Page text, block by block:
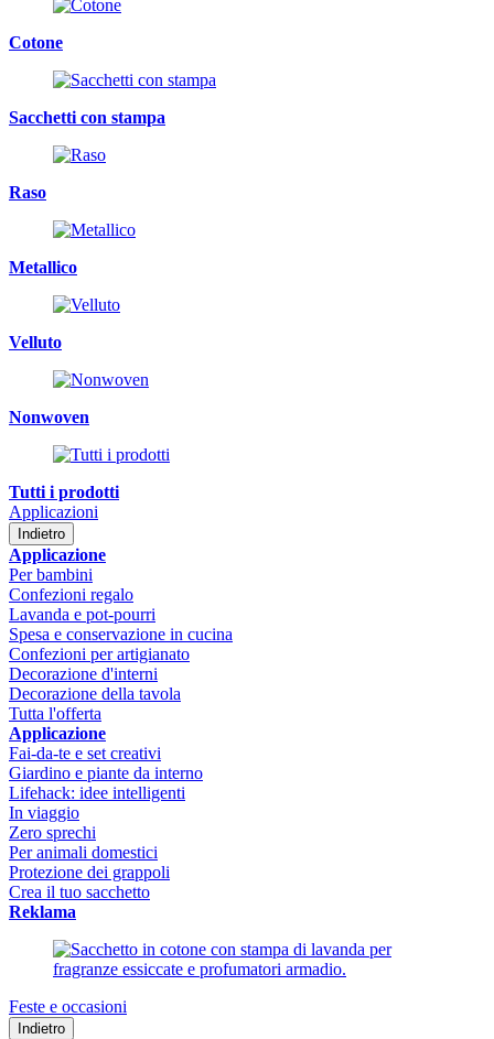
Cotone
Sacchetti con stampa
Raso
Metallico
Velluto
Nonwoven
Tutti i prodotti
Applicazioni
Indietro
Applicazione
Per bambini
Confezioni regalo
Lavanda e pot-pourri
Spesa e conservazione in cucina
Confezioni per artigianato
Decorazione d'interni
Decorazione della tavola
Tutta l'offerta
Applicazione
Fai-da-te e set creativi
Giardino e piante da interno
Lifehack: idee intelligenti
In viaggio
Zero sprechi
Per animali domestici
Protezione dei grappoli
Crea il tuo sacchetto
Reklama
Feste e occasioni
Indietro